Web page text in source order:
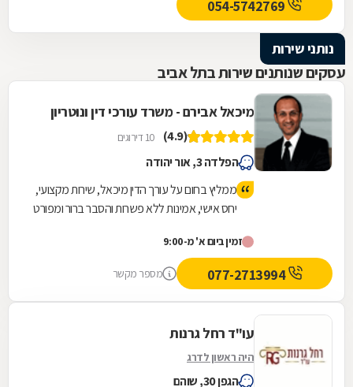
נותני שירות
עסקים שנותנים שירות בתל אביב
מיכאל אבירם - משרד עורכי דין ונוטריון
(4.9) 10 דירוגים
הפלדה 3, אור יהודה
ממליץ בחום על עורך הדין מיכאל, שירות מקצועי,
יחס אישי, אמינות ללא פשרות והסבר ברור ומפורט
זמין ביום א' מ-9:00
077-2713994 מספר מקשר
עו"ד רחל גרנות
היה ראשון לדרג
הגפן 30, שוהם